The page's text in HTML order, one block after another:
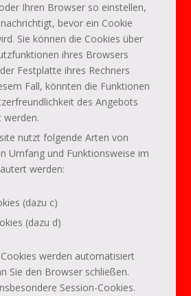
Ihren Browser so einstellen,
bevor ein Cookie
Sie können die Cookies über
ihres Browsers
Festplatte ihres Rechners
Fall, könnten die Funktionen
des Angebots
werden.
nutzt folgende Arten von
Umfang und Funktionsweise im
werden:
(dazu c)
(dazu d)
werden automatisiert
Sie den Browser schließen.
Session-Cookies.